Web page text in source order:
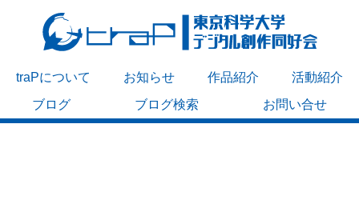
traPについて お知らせ 作品紹介
活動紹介
ブログ
ブログ検索 お問い合せ